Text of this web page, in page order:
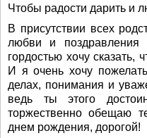
Чтобы радости дарить и
В присутствии всех
любви и
гордостью хочу сказать,
И я очень хочу
делах, понимания и
ведь ты этого
торжественно обещаю
днем рождения, дорогой!